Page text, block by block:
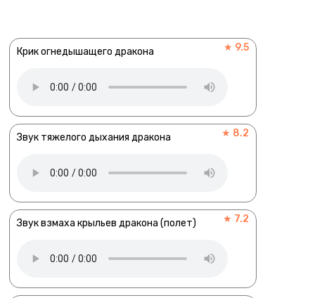
Крик огнедышащего дракона ★ 9.5
Звук тяжелого дыхания дракона ★ 8.2
Звук взмаха крыльев дракона (полет) ★ 7.2